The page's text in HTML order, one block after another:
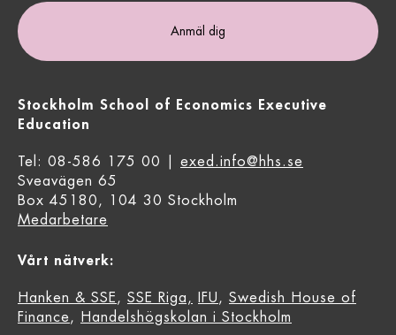
Stockholm School of Economics Executive
Education
Tel: 08-586 175 00 | exed.info@hhs.se
Sveavägen 65
Box 45180, 104 30 Stockholm
Medarbetare
Vårt nätverk:
Hanken & SSE , SSE Riga, IFU , Swedish House of
Finance, Handelshögskolan i Stockholm